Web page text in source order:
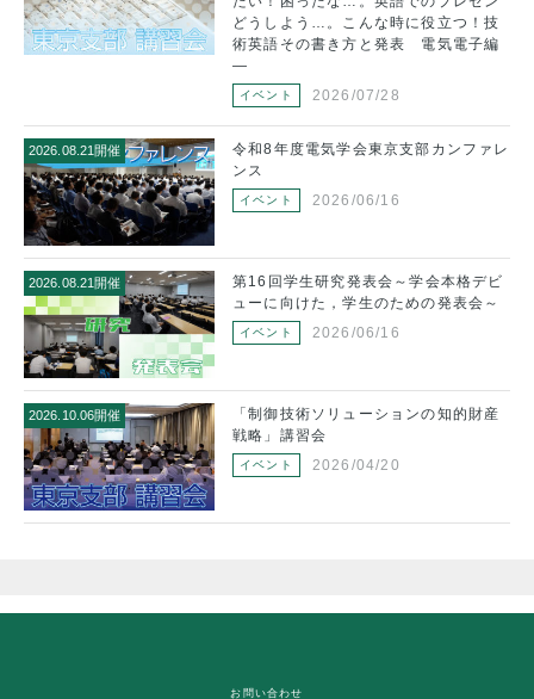
どうしよう…。こんな時に役立つ！技
術英語その書き方と発表 電気電子編
―
イベント 2026/07/28
2026.08.21開催
令和8年度電気学会東京支部カンファレ
ンス
イベント 2026/06/16
2026.08.21開催
第16回学生研究発表会～学会本格デビ
ューに向けた，学生のための発表会～
イベント 2026/06/16
2026.10.06開催
「制御技術ソリューションの知的財産
戦略」講習会
イベント 2026/04/20
お問い合わせ